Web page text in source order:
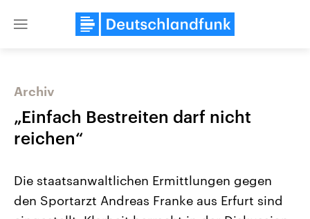
Close
Archiv
„Einfach Bestreiten darf nicht
reichen“
Die staatsanwaltlichen Ermittlungen gegen
den Sportarzt Andreas Franke aus Erfurt sind